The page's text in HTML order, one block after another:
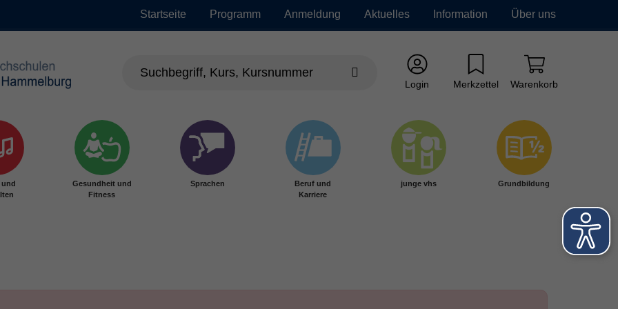
Startseite Programm Anmeldung Aktuelles Information Über uns
Login Merkzettel Warenkorb
Gesundheit und
Fitness
Sprachen
Beruf und
Karriere
junge vhs Grundbildung